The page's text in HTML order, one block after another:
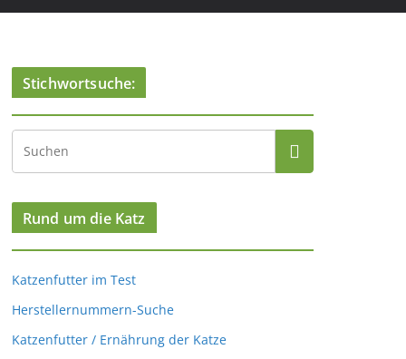
Stichwortsuche:
Rund um die Katz
Katzenfutter im Test
Herstellernummern-Suche
Katzenfutter / Ernährung der Katze